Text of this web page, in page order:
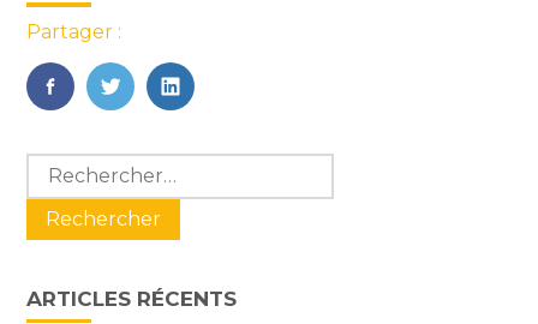
Partager :
FaceBook
TwitterLinkedIn
Blog
sidebar
Rechercher :
ARTICLES RÉCENTS